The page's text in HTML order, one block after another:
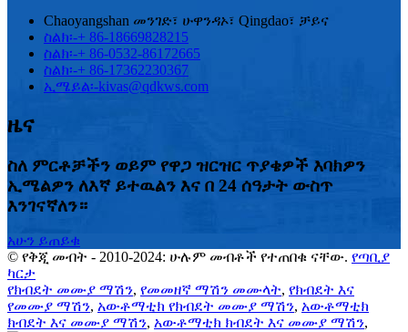
Chaoyangshan መንገድ፣ ሁዋንዳኦ፣ Qingdao፣ ቻይና
ስልክ፡-+ 86-18669828215
ስልክ፡-+ 86-0532-86172665
ስልክ፡-+ 86-17362230367
ኢሜይል፡-kivas@qdkws.com
ዜና
ስለ ምርቶቻችን ወይም የዋጋ ዝርዝር ጥያቄዎች እባክዎን
ኢሜልዎን ለእኛ ይተዉልን እና በ 24 ሰዓታት ውስጥ
እንገናኛለን።
አሁን ይጠይቁ
© የቅጂ መብት - 2010-2024: ሁሉም መብቶች የተጠበቁ ናቸው. የጣቢያ
ካርታ
የክብደት መሙያ ማሽን, የመመዘኛ ማሽን መሙላት, የክብደት እና
የመሙያ ማሽን, አውቶማቲክ የክብደት መሙያ ማሽን, አውቶማቲክ
ክብደት እና መሙያ ማሽን, አውቶማቲክ ክብደት እና መሙያ ማሽን,